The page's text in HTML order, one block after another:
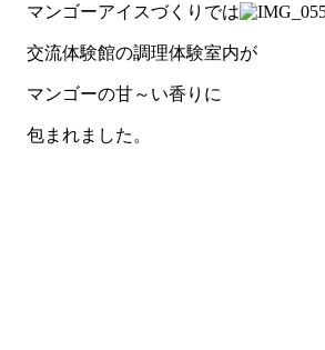
マンゴーアイスづくりでは
交流体験館の調理体験室内が
マンゴーの甘～い香りに
包まれました。